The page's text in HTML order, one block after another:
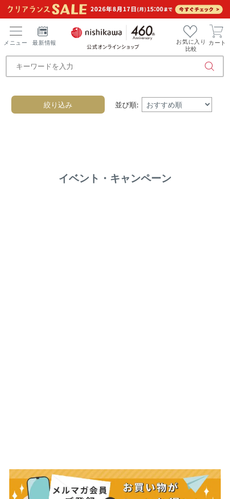
メニュー 最新情報
お気に入り
比較
カート
絞り込み 並び順:
イベント・キャンペーン